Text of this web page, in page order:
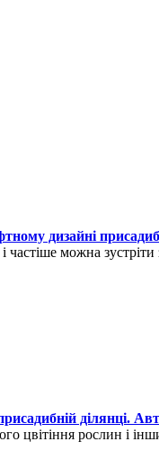
дизайні
можна
ділянці.
цвітіння рослин і